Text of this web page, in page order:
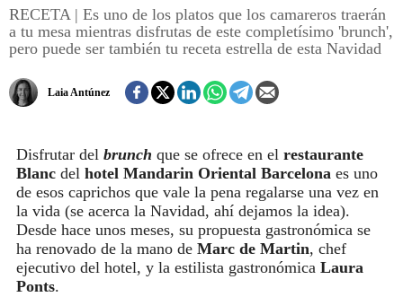
REGISTRO
RECETA | Es uno de los platos que los camareros traerán
a tu mesa mientras disfrutas de este completísimo 'brunch',
pero puede ser también tu receta estrella de esta Navidad
Laia Antúnez
Disfrutar del brunch que se ofrece en el restaurante
Blanc del hotel Mandarin Oriental Barcelona es uno
de esos caprichos que vale la pena regalarse una vez en
la vida (se acerca la Navidad, ahí dejamos la idea).
Desde hace unos meses, su propuesta gastronómica se
ha renovado de la mano de Marc de Martin, chef
ejecutivo del hotel, y la estilista gastronómica Laura
Ponts.